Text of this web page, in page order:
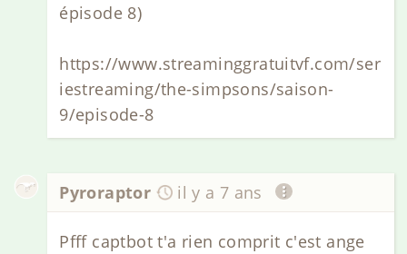
épisode 8)
https://www.streaminggratuitvf.com/ser
iestreaming/the-simpsons/saison-
9/episode-8
Pyroraptor il y a 7 ans
Pfff captbot t'a rien comprit c'est ange